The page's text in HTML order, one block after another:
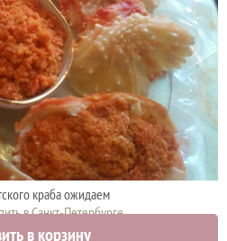
краба ожидаем
в Санкт-Петербурге
0 руб.в корзину